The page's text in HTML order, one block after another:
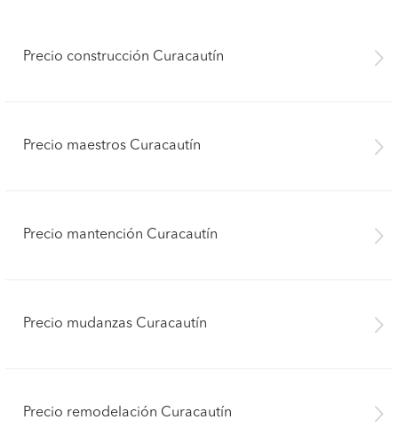
Precio construcción Curacautín
Precio maestros Curacautín
Precio mantención Curacautín
Precio mudanzas Curacautín
Precio remodelación Curacautín